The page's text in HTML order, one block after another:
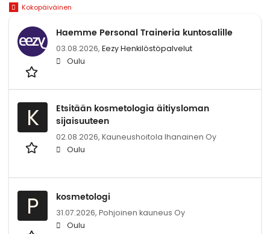
Kokopäiväinen
Haemme Personal Traineria kuntosalille
03.08.2026, Eezy Henkilöstöpalvelut
Oulu
K
Etsitään kosmetologia äitiysloman
sijaisuuteen
02.08.2026, Kauneushoitola Ihanainen Oy
Oulu
P kosmetologi
31.07.2026, Pohjoinen kauneus Oy
Oulu